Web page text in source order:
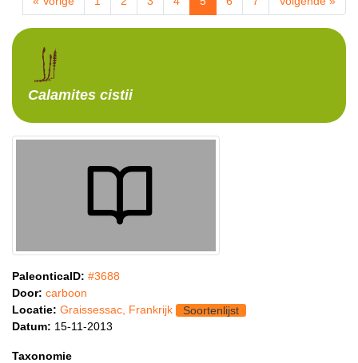
Calamites cistii
PaleonticaID: #3688
Door: carboon
Locatie: Graissessac, Frankrijk
Soortenlijst
Datum: 15-11-2013
Taxonomie